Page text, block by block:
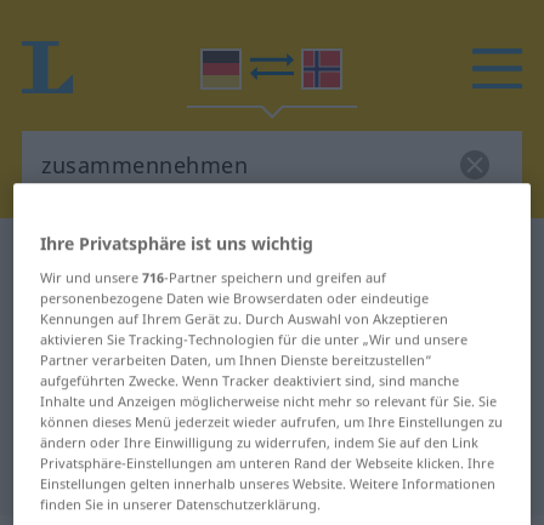
Deutsch-Norwegisch Wörterbuch
zusammennehmen
Deutsch-Norwegisch Übersetzung
für "zusammennehmen"
"zusammennehmen" Norwegisch
Übersetzung
Ihre Privatsphäre ist uns wichtig
Wir und unsere716-Partner speichern und greifen auf
personenbezogene Daten wie Browserdaten oder eindeutige
Kennungen auf Ihrem Gerät zu. Durch Auswahl von Akzeptieren
aktivieren Sie Tracking-Technologien für die unter „Wir und unsere
Partner verarbeiten Daten, um Ihnen Dienste bereitzustellen“
aufgeführten Zwecke. Wenn Tracker deaktiviert sind, sind manche
Inhalte und Anzeigen möglicherweise nicht mehr so relevant für Sie. Sie
können dieses Menü jederzeit wieder aufrufen, um Ihre Einstellungen zu
ändern oder Ihre Einwilligung zu widerrufen, indem Sie auf den Link
Privatsphäre-Einstellungen am unteren Rand der Webseite klicken. Ihre
Einstellungen gelten innerhalb unseres Website. Weitere Informationen
finden Sie in unserer Datenschutzerklärung.